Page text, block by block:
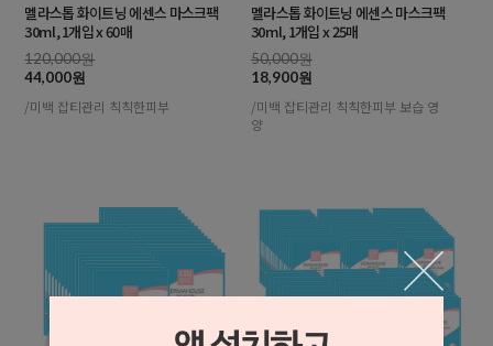
멜라스톱 화이트닝 에센스 마스크팩
30ml, 1개입 x 60매
120,000원
44,000원
/미백 잡티관리 칙칙한피부
멜라스톱 화이트닝 에센스 마스크팩
30ml, 1개입 x 25매
50,000원
18,900원
/미백 잡티관리 칙칙한피부 보습 영
양